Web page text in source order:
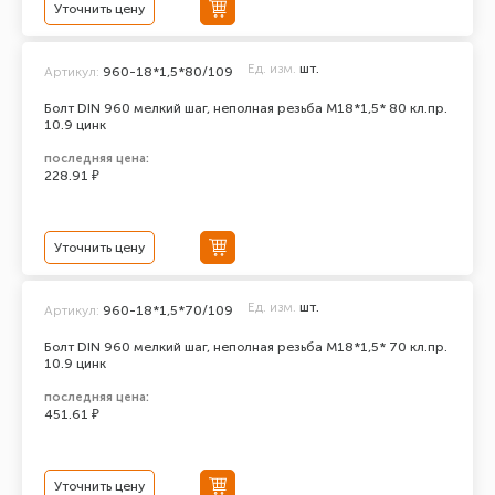
Уточнить цену
Болт DIN 960 мелкий шаг, неполная резьба M18*1,5* 80 кл.пр.
10.9 цинк
Артикул: 960-18*1,5*80/109 Ед. изм. шт.
последняя цена:
228.91 ₽
Уточнить цену
Болт DIN 960 мелкий шаг, неполная резьба M18*1,5* 70 кл.пр.
10.9 цинк
Артикул: 960-18*1,5*70/109 Ед. изм. шт.
последняя цена:
451.61 ₽
Уточнить цену